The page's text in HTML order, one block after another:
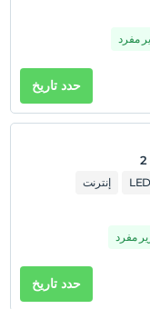
حدد تاريخ
2
إنترنت
حدد تاريخ